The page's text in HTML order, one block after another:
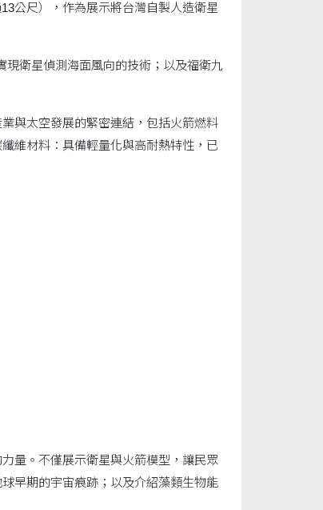
公尺），作為展示將台灣自製人造衛星
現衛星偵測海面風向的技術；以及福衛九
與太空發展的緊密連結，包括火箭燃料
維材料：具備輕量化與高耐熱特性，已
量。不僅展示衛星與火箭模型，讓民眾
早期的宇宙痕跡；以及介紹藻類生物能